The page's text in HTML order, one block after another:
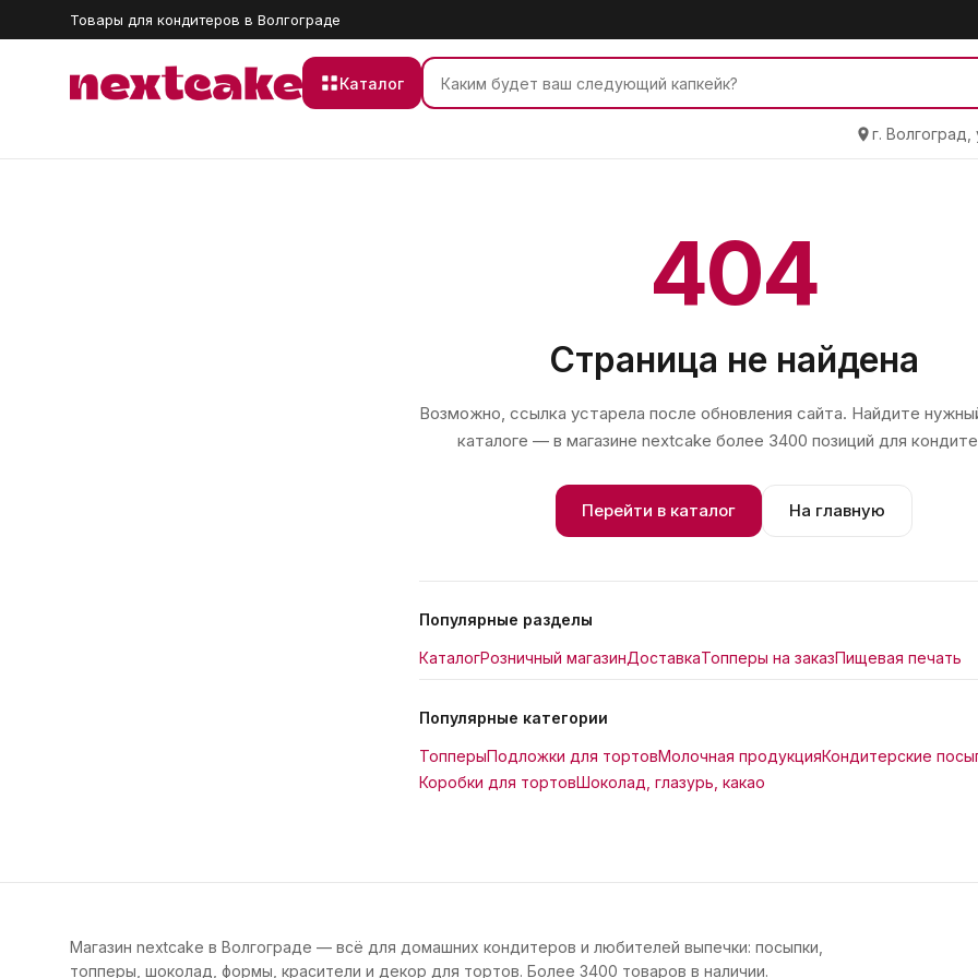
Товары для кондитеров в Волгограде
Каталог
г.
404
Страница не найдена
Возможно, ссылка устарела после обновления сайта. Найдите
каталоге — в магазине nextcake более 3400 позиций для
Перейти в каталог На главную
Популярные разделы
КаталогРозничный магазинДоставкаТопперы на заказПищевая печать
Популярные категории
ТопперыПодложки для тортовМолочная продукцияКондитерские
Коробки для тортовШоколад, глазурь, какао
Магазин nextcake в Волгограде — всё для домашних кондитеров и любителей выпечки: посыпки,
топперы, шоколад, формы, красители и декор для тортов. Более 3400 товаров в наличии.